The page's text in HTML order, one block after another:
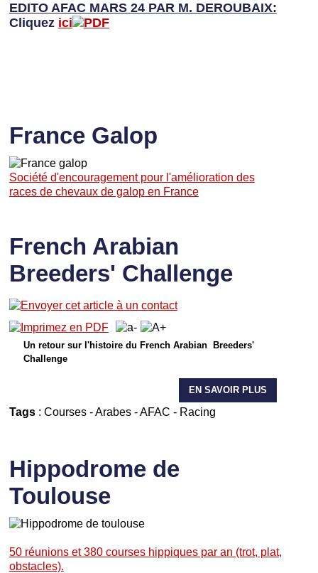
EDITO AFAC MARS 24 PAR M. DEROUBAIX:
Cliquez ici
France Galop
Société d'encouragement pour l'amélioration des
races de chevaux de galop en France
French Arabian
Breeders' Challenge
Un retour sur l'histoire du French Arabian Breeders'
Challenge
EN SAVOIR PLUS
Tags: Courses-Arabes-AFAC - Racing
Hippodrome de
Toulouse
50 réunions et 380 courses hippiques par an (trot, plat,
obstacles).